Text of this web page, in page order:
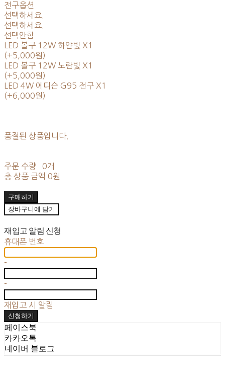
전구옵션
선택하세요.
선택하세요.
선택안함
LED 볼구 12W 하얀빛 X1
(+5,000원)
LED 볼구 12W 노란빛 X1
(+5,000원)
LED 4W 에디슨 G95 전구 X1
(+6,000원)
품절된 상품입니다.
주문 수량
0개
총 상품 금액 0원
구매하기
장바구니에 담기
재입고 알림 신청
휴대폰 번호
-
-
재입고 시 알림
신청하기
페이스북
카카오톡
네이버 블로그